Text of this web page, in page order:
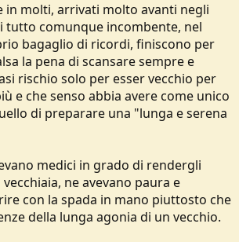
in molti, arrivati molto avanti negli
tutto comunque incombente, nel
bagaglio di ricordi, finiscono per
la pena di scansare sempre e
rischio solo per esser vecchio per
e che senso abbia avere come unico
di preparare una "lunga e serena
medici in grado di rendergli
ne avevano paura e
con la spada in mano piuttosto che
della lunga agonia di un vecchio.